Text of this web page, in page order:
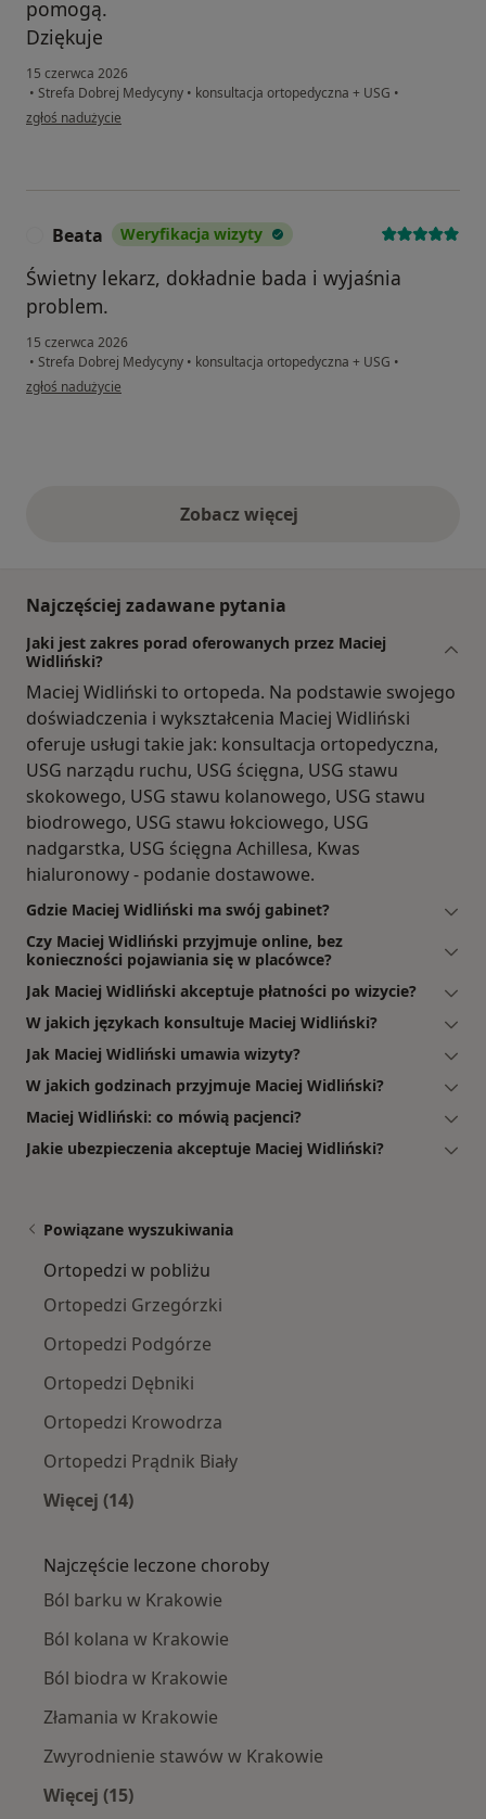
pomogą.
Dziękuje
15 czerwca 2026
• Strefa Dobrej Medycyny • konsultacja ortopedyczna + USG •
w opinii użytkownika M.C
zgłoś nadużycie
Beata Weryfikacja wizyty
Świetny lekarz, dokładnie bada i wyjaśnia
problem.
15 czerwca 2026
• Strefa Dobrej Medycyny • konsultacja ortopedyczna + USG •
w opinii użytkownika Beata
zgłoś nadużycie
Zobacz więcejopinie powyżej
Najczęściej zadawane pytania
Jaki jest zakres porad oferowanych przez Maciej
Widliński?
Maciej Widliński to ortopeda. Na podstawie swojego
doświadczenia i wykształcenia Maciej Widliński
oferuje usługi takie jak: konsultacja ortopedyczna,
USG narządu ruchu, USG ścięgna, USG stawu
skokowego, USG stawu kolanowego, USG stawu
biodrowego, USG stawu łokciowego, USG
nadgarstka, USG ścięgna Achillesa, Kwas
hialuronowy - podanie dostawowe.
Gdzie Maciej Widliński ma swój gabinet?
Czy Maciej Widliński przyjmuje online, bez
konieczności pojawiania się w placówce?
Jak Maciej Widliński akceptuje płatności po wizycie?
W jakich językach konsultuje Maciej Widliński?
Jak Maciej Widliński umawia wizyty?
W jakich godzinach przyjmuje Maciej Widliński?
Maciej Widliński: co mówią pacjenci?
Jakie ubezpieczenia akceptuje Maciej Widliński?
Powiązane wyszukiwania
Ortopedzi w pobliżu
Ortopedzi Grzegórzki
Ortopedzi Podgórze
Ortopedzi Dębniki
Ortopedzi Krowodrza
Ortopedzi Prądnik Biały
Więcej (14)
Najczęście leczone choroby
Ból barku w Krakowie
Ból kolana w Krakowie
Ból biodra w Krakowie
Złamania w Krakowie
Zwyrodnienie stawów w Krakowie
Więcej (15)